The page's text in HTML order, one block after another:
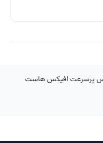
پرسرعتافیکس هاست